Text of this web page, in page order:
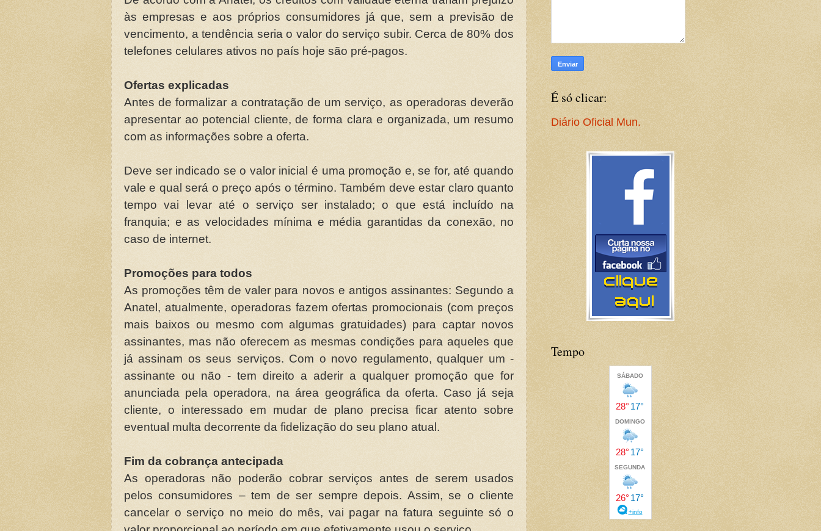
às empresas e aos próprios consumidores já que, sem a previsão de
vencimento, a tendência seria o valor do serviço subir. Cerca de 80% dos
telefones celulares ativos no país hoje são pré-pagos.
Ofertas explicadas
Antes de formalizar a contratação de um serviço, as operadoras deverão
apresentar ao potencial cliente, de forma clara e organizada, um resumo
com as informações sobre a oferta.
Deve ser indicado se o valor inicial é uma promoção e, se for, até quando
vale e qual será o preço após o término. Também deve estar claro quanto
tempo vai levar até o serviço ser instalado; o que está incluído na
franquia; e as velocidades mínima e média garantidas da conexão, no
caso de internet.
Promoções para todos
As promoções têm de valer para novos e antigos assinantes: Segundo a
Anatel, atualmente, operadoras fazem ofertas promocionais (com preços
mais baixos ou mesmo com algumas gratuidades) para captar novos
assinantes, mas não oferecem as mesmas condições para aqueles que
já assinam os seus serviços. Com o novo regulamento, qualquer um -
assinante ou não - tem direito a aderir a qualquer promoção que for
anunciada pela operadora, na área geográfica da oferta. Caso já seja
cliente, o interessado em mudar de plano precisa ficar atento sobre
eventual multa decorrente da fidelização do seu plano atual.
Fim da cobrança antecipada
As operadoras não poderão cobrar serviços antes de serem usados
pelos consumidores – tem de ser sempre depois. Assim, se o cliente
cancelar o serviço no meio do mês, vai pagar na fatura seguinte só o
É só clicar:
Diário Oficial Mun.
Tempo